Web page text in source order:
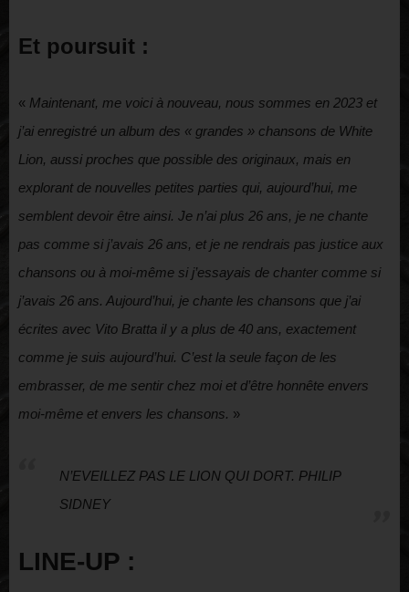
Et poursuit :
« Maintenant, me voici à nouveau, nous sommes en 2023 et
j’ai enregistré un album des « grandes » chansons de White
Lion, aussi proches que possible des originaux, mais en
explorant de nouvelles petites parties qui, aujourd’hui, me
semblent devoir être ainsi. Je n’ai plus 26 ans, je ne chante
pas comme si j’avais 26 ans, et je ne rendrais pas justice aux
chansons ou à moi-même si j’essayais de chanter comme si
j’avais 26 ans. Aujourd’hui, je chante les chansons que j’ai
écrites avec Vito Bratta il y a plus de 40 ans, exactement
comme je suis aujourd’hui. C’est la seule façon de les
embrasser, de me sentir chez moi et d’être honnête envers
moi-même et envers les chansons. »
N’EVEILLEZ PAS LE LION QUI DORT. PHILIP
SIDNEY
LINE-UP :